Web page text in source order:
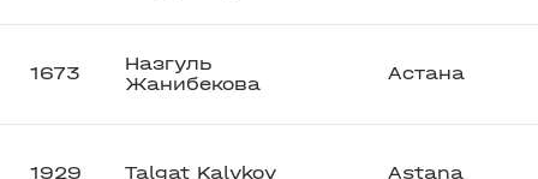
1673
Назгуль
Жанибекова
Астана
1929 Talgat Kalykov Astana